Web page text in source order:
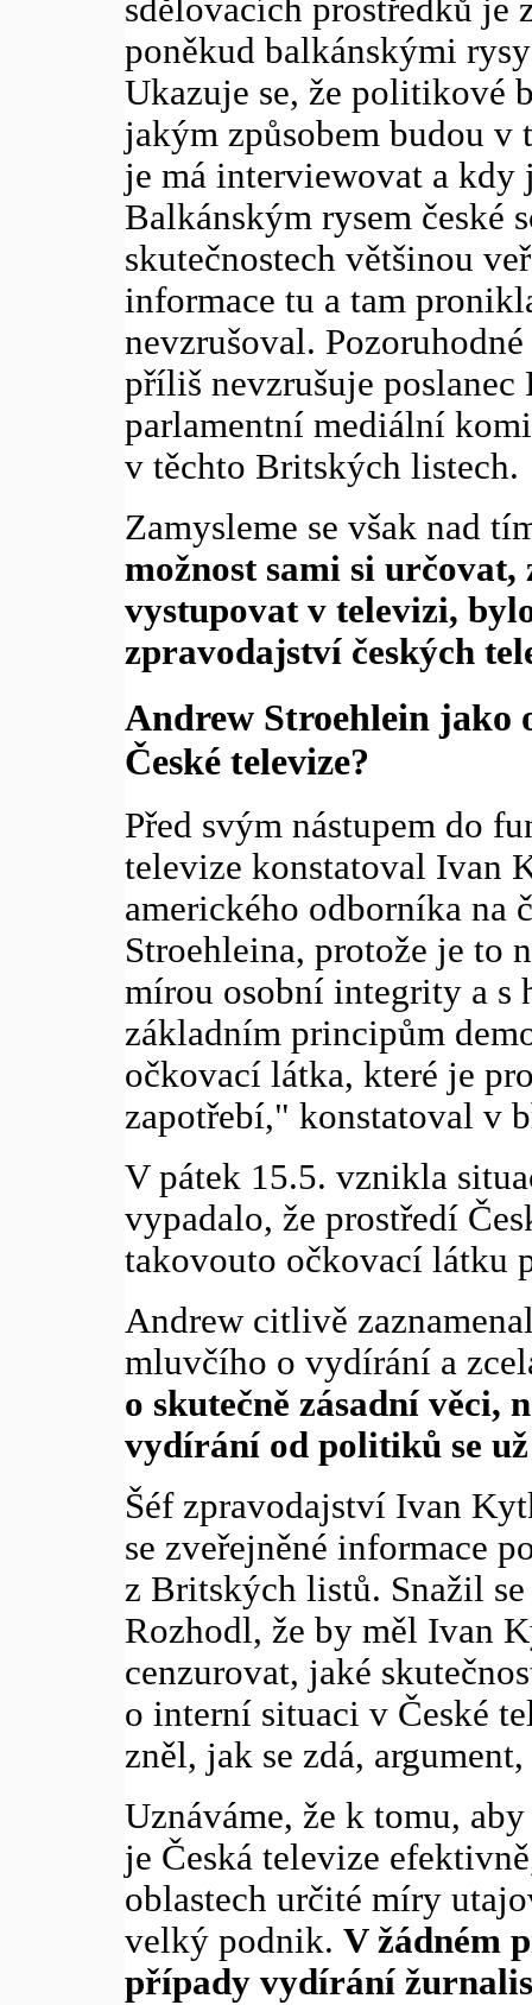
sdělovacích prostředků
poněkud balkánskými
Ukazuje se, že politikové
jakým způsobem budou
je má interviewovat a
Balkánským rysem české
skutečnostech většinou
informace tu a tam
nevzrušoval.
příliš nevzrušuje poslanec
parlamentní mediální
v těchto Britských listech.
Zamysleme se však nad
možnost sami si
vystupovat v televizi,
zpravodajství českých
Andrew Stroehlein jako
České televize?
Před svým nástupem do
televize konstatoval Ivan
amerického odborníka na
Stroehleina, protože je to
mírou osobní integrity a s
základním principům
očkovací látka, které je
zapotřebí," konstatoval v
V pátek 15.5. vznikla
vypadalo, že prostředí
takovouto očkovací látku
Andrew citlivě
mluvčího o vydírání a
o skutečně zásadní věci,
vydírání od politiků se
Šéf zpravodajství Ivan
se zveřejněné informace
z Britských listů. Snažil
Rozhodl, že by měl Ivan
cenzurovat, jaké
o interní situaci v České
zněl, jak se zdá,
Uznáváme, že k tomu,
je Česká televize
oblastech určité míry
velký podnik. V žádném
případy vydírání